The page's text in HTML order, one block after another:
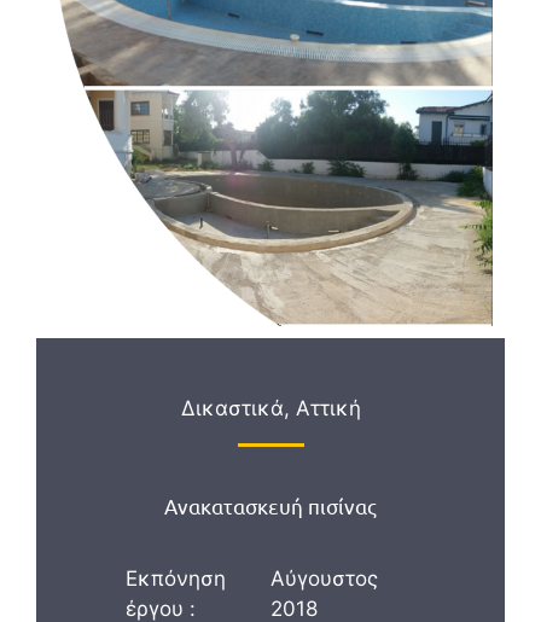
Δικαστικά, Αττική
Ανακατασκευή πισίνας
Εκπόνηση
έργου :
Αύγουστος
2018